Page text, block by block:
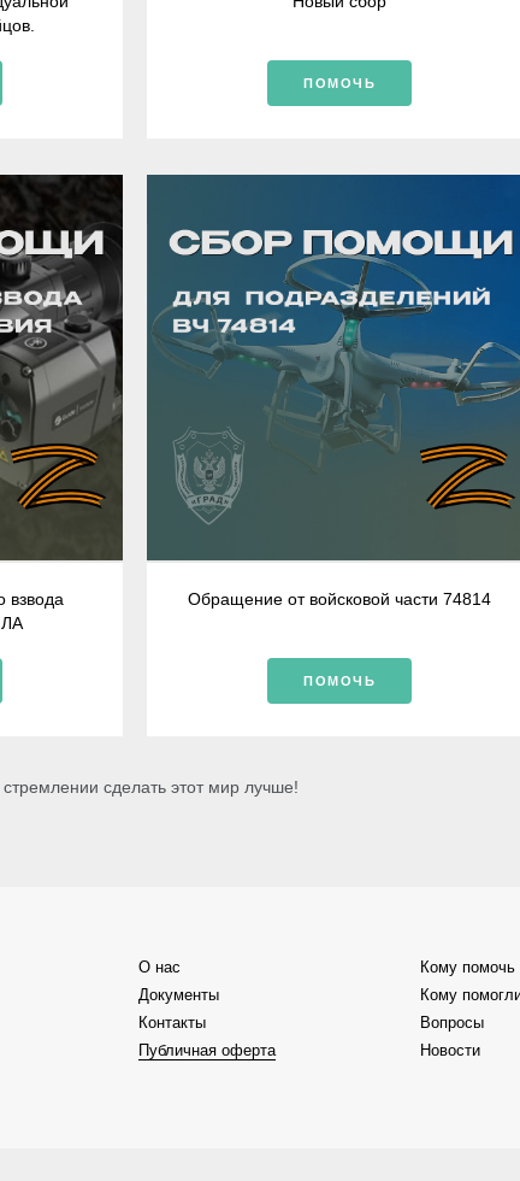
ПОМОЧЬ
взвода
Обращение от войсковой части 74814
ПОМОЧЬ
сделать этот мир лучше!
О нас
Документы
Контакты
Публичная оферта
Кому помочь
Кому
Вопросы
Новости